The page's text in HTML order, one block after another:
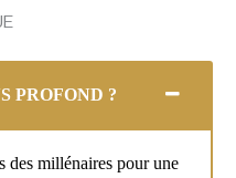
PROFOND ?
des millénaires pour une